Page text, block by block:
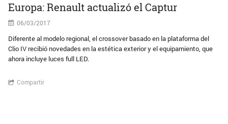
Europa: Renault actualizó el Captur
06/03/2017
Diferente al modelo regional, el crossover basado en la plataforma del
Clio IV recibió novedades en la estética exterior y el equipamiento, que
ahora incluye luces full LED.
Compartir